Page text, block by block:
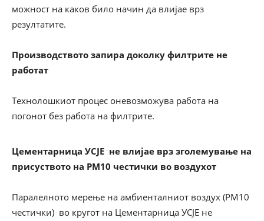
можност на каков било начин да влијае врз
резултатите.
Производството запира доколку филтрите не
работат
Технолошкиот процес оневозможува работа на
погонот без работа на филтрите.
Цементарница УСЈЕ не влијае врз зголемување на
присуството на PM10 честички во воздухот
Паралелното мерење на амбиенталниот воздух (PM10
честички) во кругот на Цементарница УСЈЕ не